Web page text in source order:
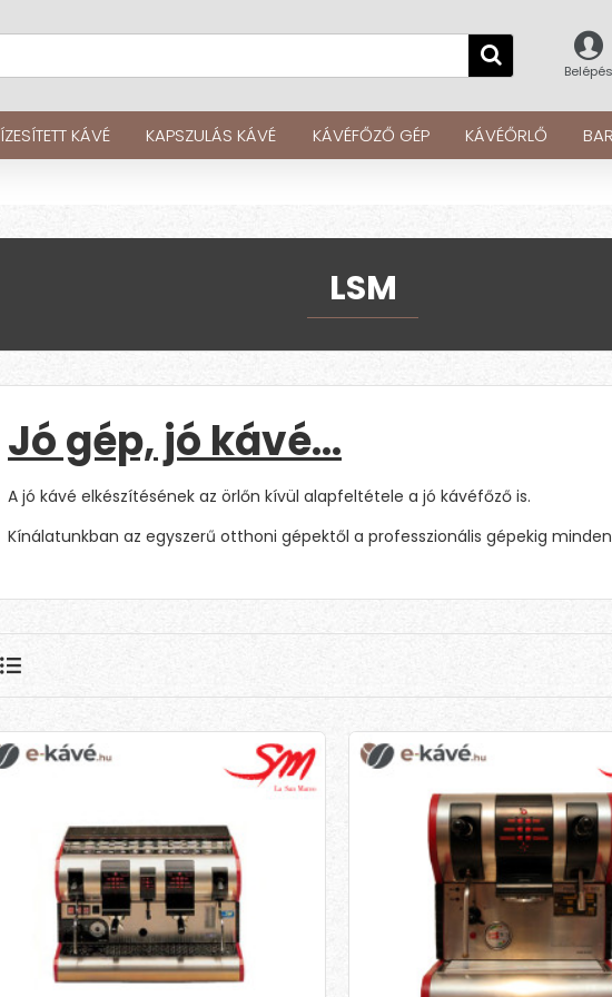
Belépés
ÍZESÍTETT KÁVÉ KAPSZULÁS KÁVÉ KÁVÉFŐZŐ GÉP KÁVÉŐRLŐ
LSM
Jó gép, jó kávé…
A jó kávé elkészítésének az örlőn kívül alapfeltétele a jó kávéfőző is.
Kínálatunkban az egyszerű otthoni gépektől a professzionális gépekig